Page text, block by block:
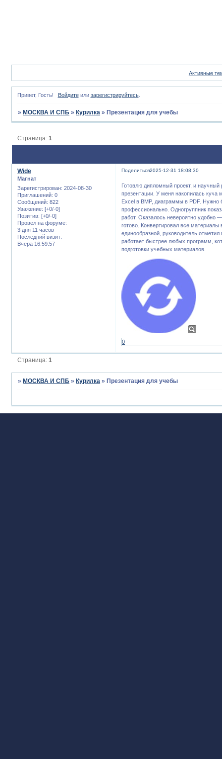
Активные
Привет, Гость! Войдитеили зарегистрируйтесь.
» МОСКВА И СПБ » Курилка » Презентация для учебы
Страница:1
Поделиться2025-12-31 18:08:30
Wide
Магнат
Зарегистрирован: 2024-08-30
Приглашений: 0
Сообщений: 822
Уважение: [+0/-0]
Позитив: [+0/-0]
Провел на форуме:
3 дня 11 часов
Последний визит:
Вчера 16:59:57
Готовлю дипломный проект, и
презентации. У меня накопилась
Excel в BMP, диаграммы в PDF. Нужно
профессионально. Одногруппник
работ. Оказалось невероятно
готово. Конвертировал все
единообразной, руководитель
работает быстрее любых программ,
подготовки учебных материалов.
0
Страница:1
» МОСКВА И СПБ » Курилка » Презентация для учебы